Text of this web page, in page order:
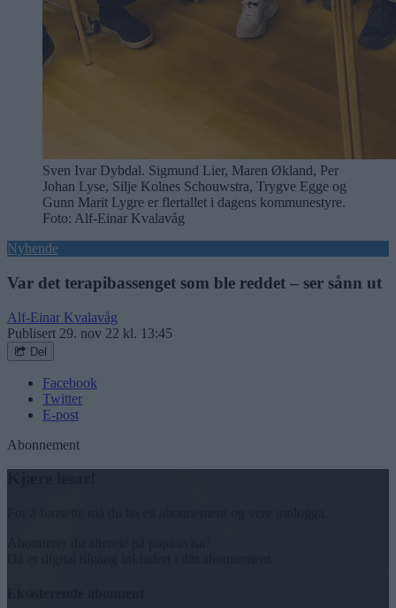
Sven Ivar Dybdal. Sigmund Lier, Maren Økland, Per
Johan Lyse, Silje Kolnes Schouwstra, Trygve Egge og
Gunn Marit Lygre er flertallet i dagens kommunestyre.
Foto: Alf-Einar Kvalavåg
Nyhende
Var det terapibassenget som ble reddet – ser sånn ut
Alf-Einar Kvalavåg
Publisert 29. nov 22 kl. 13:45
Del
Facebook
Twitter
E-post
Abonnement